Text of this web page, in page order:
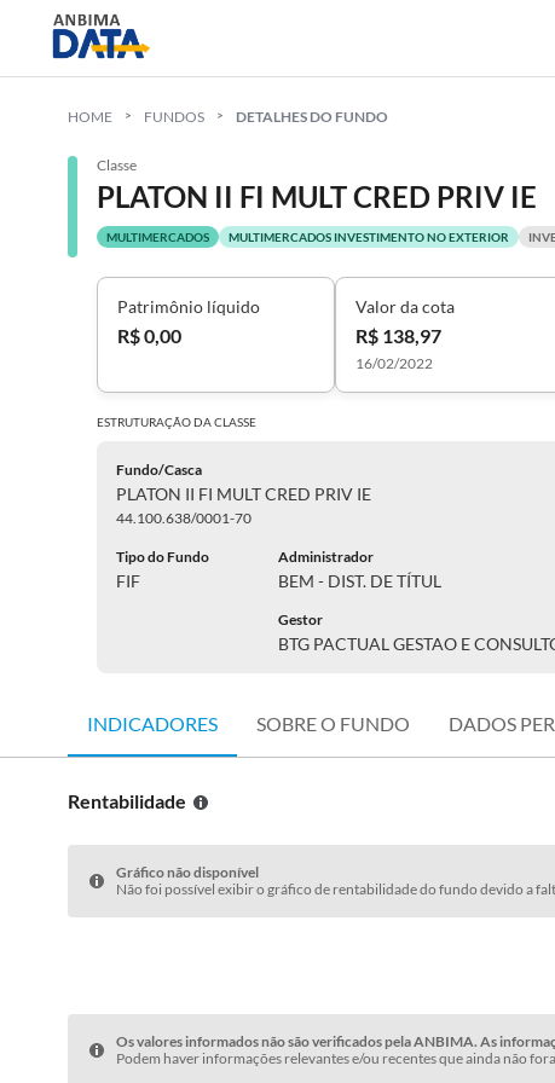
HOME FUNDOS DETALHES DO FUNDO
Classe
PLATON II FI MULT CRED PRIV IE
MULTIMERCADOS MULTIMERCADOS INVESTIMENTO NO EXTERIOR
Patrimônio líquido
R$ 0,00
Valor da cota
R$ 138,97
16/02/2022
ESTRUTURAÇÃO DACLASSE
Fundo/Casca
PLATON II FI MULT CRED PRIV IE
44.100.638/0001-70
Tipo do Fundo
FIF
Administrador
BEM - DIST. DE TÍTUL
Gestor
BTG PACTUAL GESTAO E
INDICADORES SOBRE O FUNDO DADOS
Rentabilidade
Gráfico não disponível
Não foi possível exibir o gráfico de rentabilidade do fundo devido a
Os valores informados não são verificados pela ANBIMA. As
Podem haver informações relevantes e/ou recentes que ainda não